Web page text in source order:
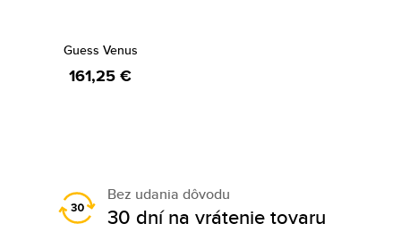
Guess Venus
161,25 €
Bez udania dôvodu
30 dní na vrátenie tovaru